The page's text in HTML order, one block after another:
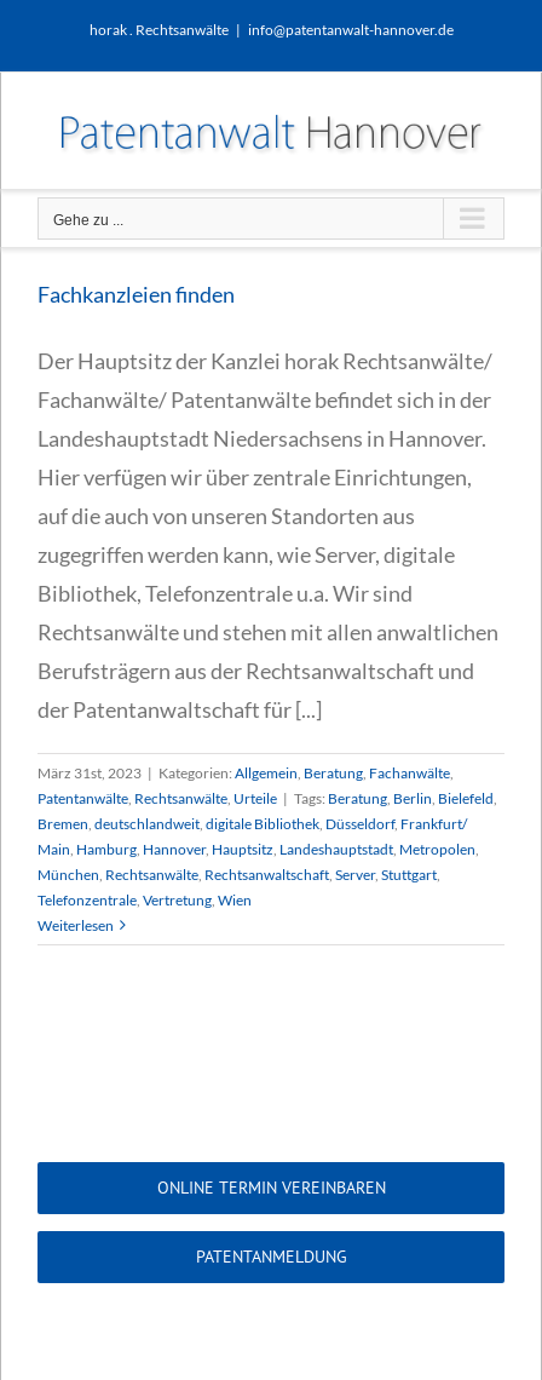
horak . Rechtsanwälte | info@patentanwalt-hannover.de
Gehe zu ...
Fachkanzleien finden
Der Hauptsitz der Kanzlei horak Rechtsanwälte/
Fachanwälte/ Patentanwälte befindet sich in der
Landeshauptstadt Niedersachsens in Hannover.
Hier verfügen wir über zentrale Einrichtungen,
auf die auch von unseren Standorten aus
zugegriffen werden kann, wie Server, digitale
Bibliothek, Telefonzentrale u.a. Wir sind
Rechtsanwälte und stehen mit allen anwaltlichen
Berufsträgern aus der Rechtsanwaltschaft und
der Patentanwaltschaft für [...]
März 31st, 2023 | Kategorien: Allgemein Beratung Fachanwälte
Patentanwälte Rechtsanwälte Urteile | Tags: Beratung Berlin Bielefeld
Bremen deutschlandweit digitale Bibliothek Düsseldorf, Frankfurt/
Main Hamburg Hannover, Hauptsitz Landeshauptstadt Metropolen
München Rechtsanwälte Rechtsanwaltschaft Server, Stuttgart
Telefonzentrale Vertretung Wien
Weiterlesen
ONLINE TERMIN VEREINBAREN
PATENTANMELDUNG